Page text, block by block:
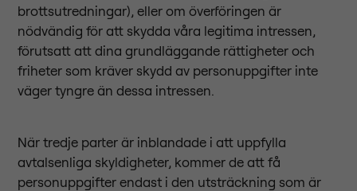
brottsutredningar), eller om överföringen är
nödvändig för att skydda våra legitima intressen,
förutsatt att dina grundläggande rättigheter och
friheter som kräver skydd av personuppgifter inte
väger tyngre än dessa intressen.
När tredje parter är inblandade i att uppfylla
avtalsenliga skyldigheter, kommer de att få
personuppgifter endast i den utsträckning som är